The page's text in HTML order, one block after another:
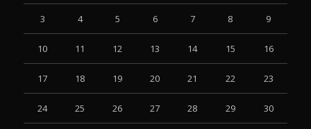
3 4 5 6 7 8 9
10 11 12 13 14 15 16
17 18 19 20 21 22 23
24 25 26 27 28 29 30